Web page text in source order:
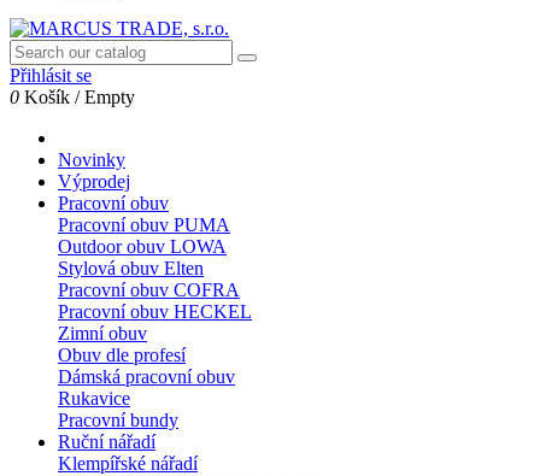
Přihlásit se
0 Košík /Empty
Novinky
Výprodej
Pracovní obuv
Pracovní obuv PUMA
Outdoor obuv LOWA
Stylová obuv Elten
Pracovní obuv COFRA
Pracovní obuv HECKEL
Zimní obuv
Obuv dle profesí
Dámská pracovní obuv
Rukavice
Pracovní bundy
Ruční nářadí
Klempířské nářadí